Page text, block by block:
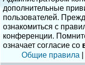
дополнительные
пользователей.
ознакомиться с
конференции.
означает согласие со
Общие правила |